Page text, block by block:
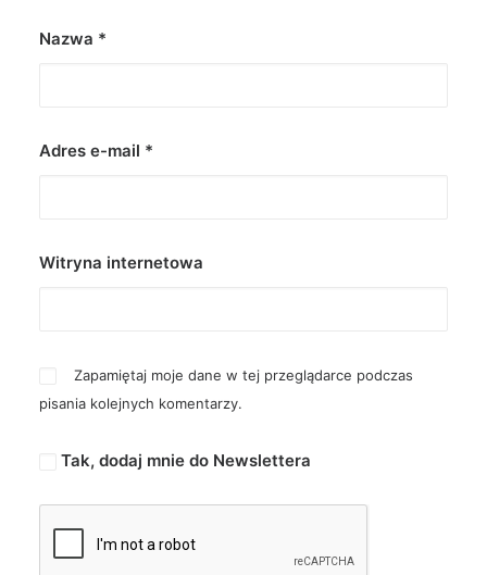
Nazwa *
Adres e-mail *
Witryna internetowa
Zapamiętaj moje dane w tej przeglądarce podczas
pisania kolejnych komentarzy.
Tak, dodaj mnie do Newslettera